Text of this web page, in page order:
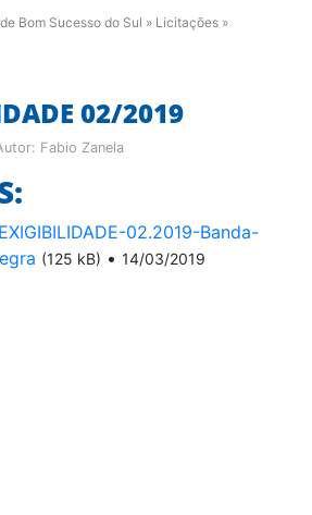
Bom Sucesso do Sul » Licitações »
02/2019
Fabio Zanela
02.2019-Banda-
(125 kB) • 14/03/2019